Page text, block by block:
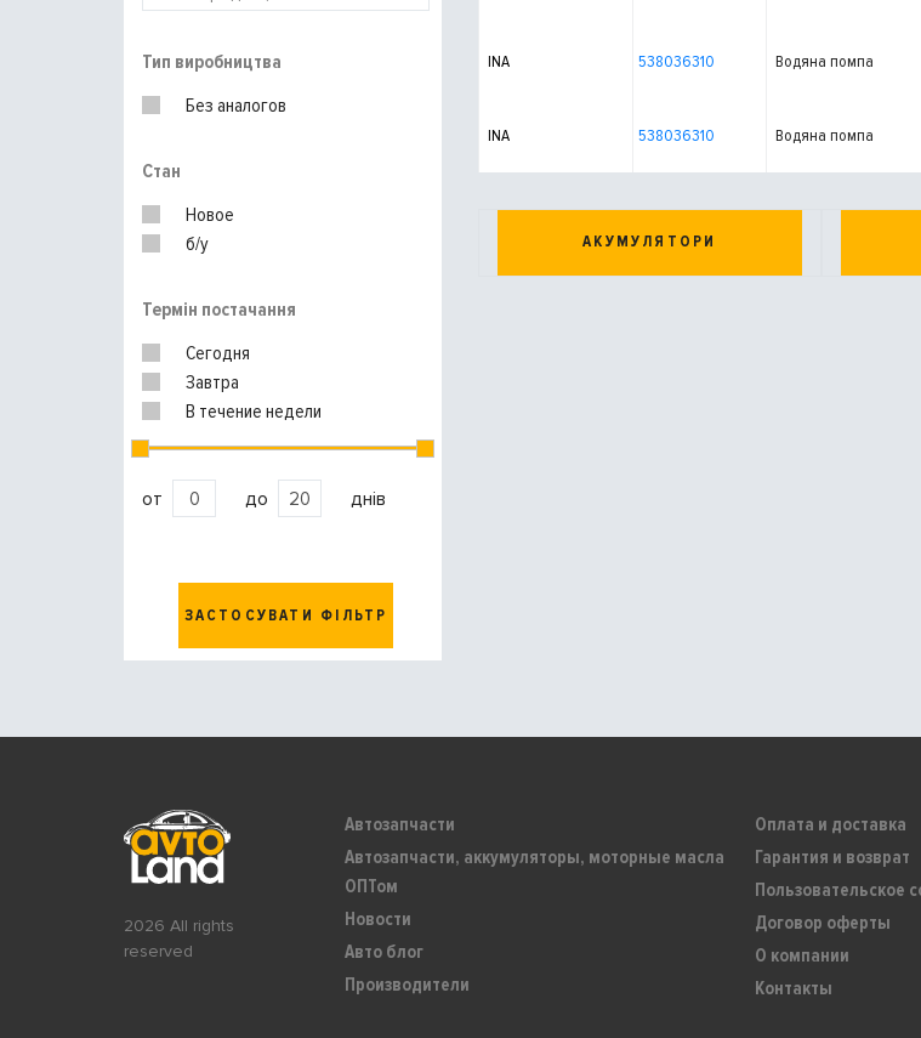
Тип виробництва
Без аналогов
Стан
Новое
б/у
Термін постачання
Сегодня
Завтра
В течение недели
от до днів
ЗАСТОСУВАТИ ФІЛЬТР
INA 538036310 Водяна помпа
INA 538036310 Водяна помпа
АКУМУЛЯТОРИ
2026 All rights
reserved
Автозапчасти
Автозапчасти, аккумуляторы, моторные масла
ОПТом
Новости
Авто блог
Производители
Оплата и доставка
Гарантия и возврат
Пользовательское
Договор оферты
О компании
Контакты